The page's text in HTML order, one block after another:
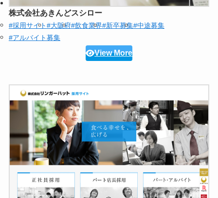
株式会社あきんどスシロー
#採用サイト#大阪府#飲食業界#新卒募集#中途募集
#アルバイト募集
View More